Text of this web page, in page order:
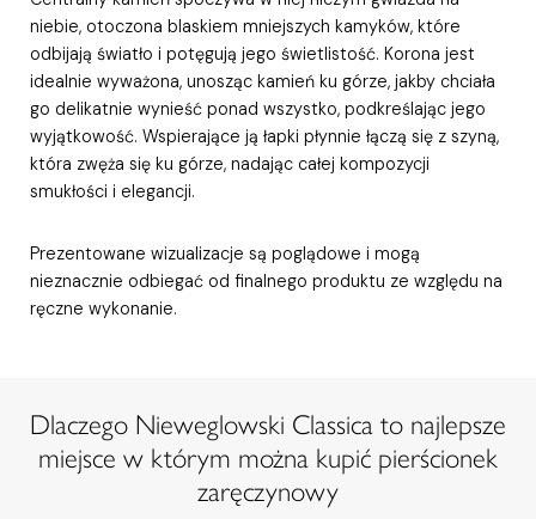
niebie, otoczona blaskiem mniejszych kamyków, które
odbijają światło i potęgują jego świetlistość. Korona jest
idealnie wyważona, unosząc kamień ku górze, jakby chciała
go delikatnie wynieść ponad wszystko, podkreślając jego
wyjątkowość. Wspierające ją łapki płynnie łączą się z szyną,
która zwęża się ku górze, nadając całej kompozycji
smukłości i elegancji.
Prezentowane wizualizacje są poglądowe i mogą
nieznacznie odbiegać od finalnego produktu ze względu na
ręczne wykonanie.
Dlaczego Nieweglowski Classica to najlepsze
miejsce w którym można kupić pierścionek
zaręczynowy